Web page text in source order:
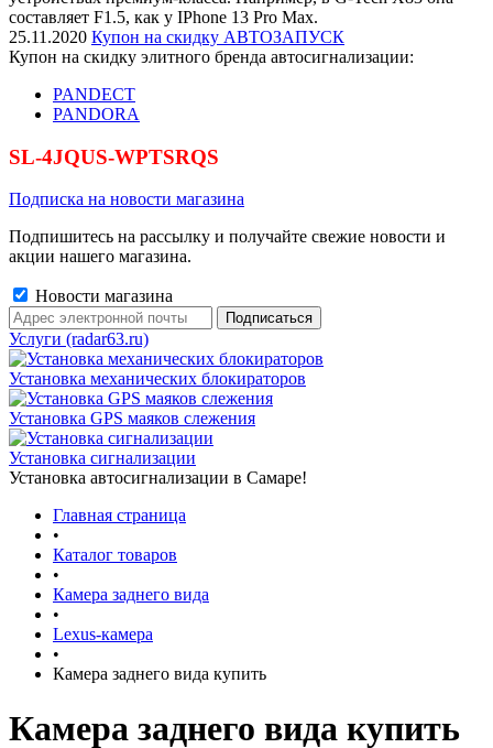
составляет F1.5, как у IPhone 13 Pro Max.
25.11.2020 Купон на скидку АВТОЗАПУСК
Купон на скидку элитного бренда автосигнализации:
PANDECT
PANDORA
SL-4JQUS-WPTSRQS
Подписка на новости магазина
Подпишитесь на рассылку и получайте свежие новости и
акции нашего магазина.
Новости магазина
Услуги (radar63.ru)
Установка механических блокираторов
Установка GPS маяков слежения
Установка сигнализации
Установка автосигнализации в Самаре!
Главная страница
•
Каталог товаров
•
Камера заднего вида
•
Lexus-камера
•
Камера заднего вида купить
Камера заднего вида купить